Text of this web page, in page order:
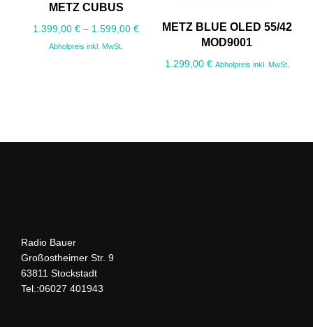
METZ CUBUS
1.399,00€ – 1.599,00€
Abholpreis inkl. MwSt.
METZ BLUE OLED 55/42
MOD9001
1.299,00 € Abholpreis inkl. MwSt.
Radio Bauer
Großostheimer Str. 9
63811 Stockstadt
Tel.:06027 401943